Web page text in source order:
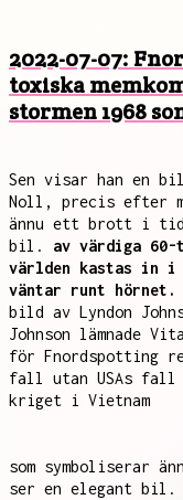
2022-07-07:
toxiska
stormen 1968
Sen visar han en
Noll, precis efter
ännu ett brott i
bil. av värdiga
världen kastas in i
väntar runt hörnet.
bild av Lyndon
Johnson lämnade
för Fnordspotting
fall utan USAs fall
kriget i Vietnam
som symboliserar
ser en elegant bil.